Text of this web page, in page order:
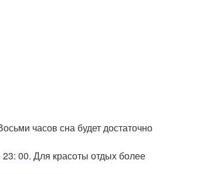
часов сна будет достаточно
00. Для красоты отдых более